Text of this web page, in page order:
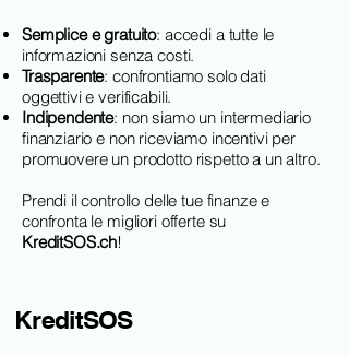
Semplice e gratuito: accedi a tutte le
informazioni senza costi.
Trasparente: confrontiamo solo dati
oggettivi e verificabili.
Indipendente: non siamo un intermediario
finanziario e non riceviamo incentivi per
promuovere un prodotto rispetto a un altro.
Prendi il controllo delle tue finanze e
confronta le migliori offerte su
KreditSOS.ch!
KreditSOS